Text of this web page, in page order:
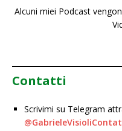
Alcuni miei Podcast
Contatti
Scrivimi su Telegram